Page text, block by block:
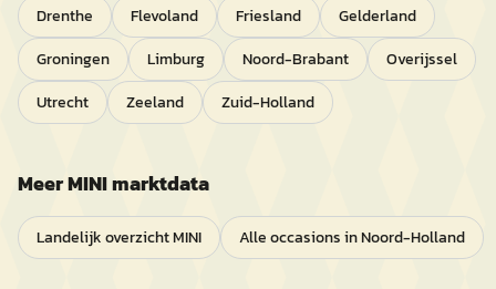
Drenthe Flevoland Friesland
Gelderland
Groningen
Limburg Noord-Brabant
Overijssel
Utrecht
Zeeland Zuid-Holland
MeerMINImarktdata
Landelijk overzichtMINI Alle occasions inNoord-Holland